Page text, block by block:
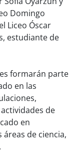
Domingo
Liceo Óscar
estudiante de
formarán parte
en las
de
en
áreas de ciencia,